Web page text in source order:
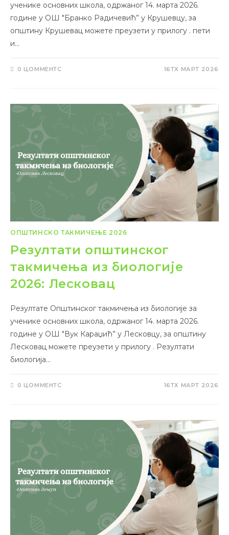
ученике основних школа, одржаног 14. марта 2026.
године у ОШ "Бранко Радичевић” у Крушевцу, за
општину Крушевац можете преузети у прилогу . пети
и…
0 ЦОММЕНТС 16ТХ МАРТ 2026
ОПШТИНСКО ТАКМИЧЕЊЕ 2026
Резултати општинског
такмичења из биологије
2026: Лесковац
Резултате Општинског такмичења из биологије за
ученике основних школа, одржаног 14. марта 2026.
године у ОШ "Вук Караџић” у Лесковцу, за општину
Лесковац можете преузети у прилогу . Резултати
биологија…
0 ЦОММЕНТС 16ТХ МАРТ 2026